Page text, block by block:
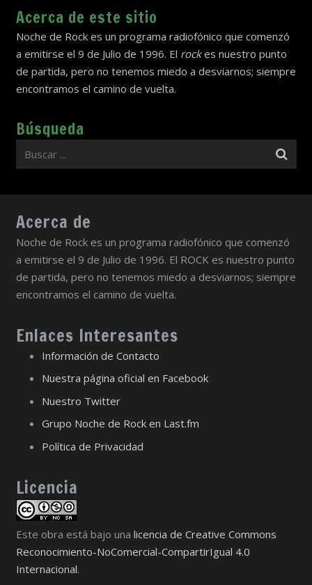
Acerca de este sitio
Noche de Rock es un programa radiofónico que comenzó
a emitirse el 9 de Julio de 1996. El rockes nuestro punto
de partida, pero no tenemos miedo a desviarnos; siempre
encontramos el camino de vuelta.
Búsqueda
Acerca de
Noche de Rock es un programa radiofónico que comenzó
a emitirse el 9 de Julio de 1996. El ROCK es nuestro punto
de partida, pero no tenemos miedo a desviarnos; siempre
encontramos el camino de vuelta.
Enlaces Interesantes
Información de Contacto
Nuestra página oficial en Facebook
Nuestro Twitter
Grupo Noche de Rock en Last.fm
Política de Privacidad
Licencia
Este obra está bajo una licencia de Creative Commons
Reconocimiento-NoComercial-CompartirIgual 4.0
Internacional.